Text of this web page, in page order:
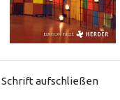
Schrift aufschließen